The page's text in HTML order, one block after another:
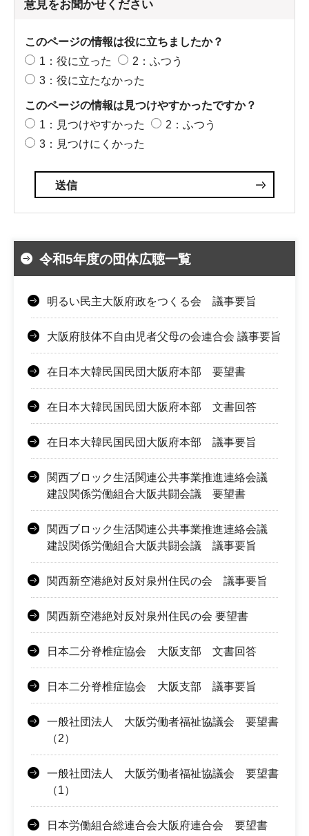
意見をお聞かせください
このページの情報は役に立ちましたか？
1：役に立った
2：ふつう
3：役に立たなかった
このページの情報は見つけやすかったですか？
1：見つけやすかった
2：ふつう
3：見つけにくかった
令和5年度の団体広聴一覧
明るい民主大阪府政をつくる会 議事要旨
大阪府肢体不自由児者父母の会連合会 議事要旨
在日本大韓民国民団大阪府本部 要望書
在日本大韓民国民団大阪府本部 文書回答
在日本大韓民国民団大阪府本部 議事要旨
関西ブロック生活関連公共事業推進連絡会議
建設関係労働組合大阪共闘会議 要望書
関西ブロック生活関連公共事業推進連絡会議
建設関係労働組合大阪共闘会議 議事要旨
関西新空港絶対反対泉州住民の会 議事要旨
関西新空港絶対反対泉州住民の会 要望書
日本二分脊椎症協会 大阪支部 文書回答
日本二分脊椎症協会 大阪支部 議事要旨
一般社団法人 大阪労働者福祉協議会 要望書
（2）
一般社団法人 大阪労働者福祉協議会 要望書
（1）
日本労働組合総連合会大阪府連合会 要望書